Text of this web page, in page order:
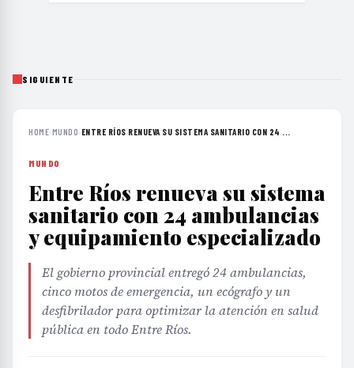
SIGUIENTE
HOME›MUNDO› ENTRE RÍOS RENUEVA SU SISTEMA SANITARIO CON 24 ...
MUNDO
Entre Ríos renueva su sistema
sanitario con 24 ambulancias
y equipamiento especializado
El gobierno provincial entregó 24 ambulancias,
cinco motos de emergencia, un ecógrafo y un
desfibrilador para optimizar la atención en salud
pública en todo Entre Ríos.